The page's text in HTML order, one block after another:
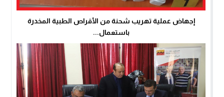
إجهاض عملية تهريب شحنة من الأقراص الطبية المخدرة
باستعمال...